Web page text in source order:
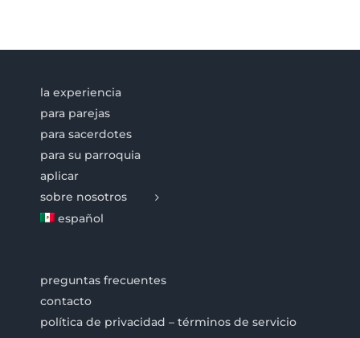
la experiencia
para parejas
para sacerdotes
para su parroquia
aplicar
sobre nosotros
español
preguntas frecuentes
contacto
política de privacidad – términos de servicio